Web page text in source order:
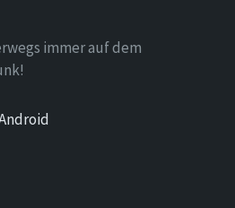
immer auf dem